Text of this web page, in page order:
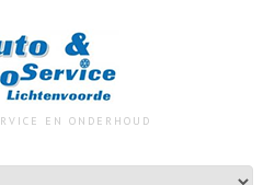
EN ONDERHOUD